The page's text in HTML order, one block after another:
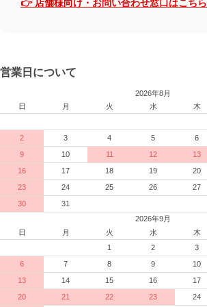
👉 店舗様向け・お問い合わせ窓口はこちら
営業日について
2026年8月
日
月 火 水 木
2
3 4 5 6
9
10 11 12 13
16
17 18 19 20
23
24 25 26 27
30
31
2026年9月
日
月 火 水 木
1
2 3
6
7 8 9 10
13
14 15 16 17
20
21 22 23 24